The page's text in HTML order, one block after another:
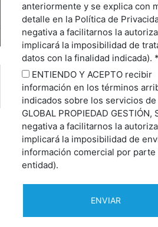
anteriormente y se explica con
detalle en la Política de
negativa a facilitarnos la
implicará la imposibilidad de
datos con la finalidad indicada). *
ENTIENDO Y ACEPTO recibir
información en los términos
indicados sobre los servicios de
GLOBAL PROPIEDAD GESTIÓN,
negativa a facilitarnos la
implicará la imposibilidad de
información comercial por parte
entidad).